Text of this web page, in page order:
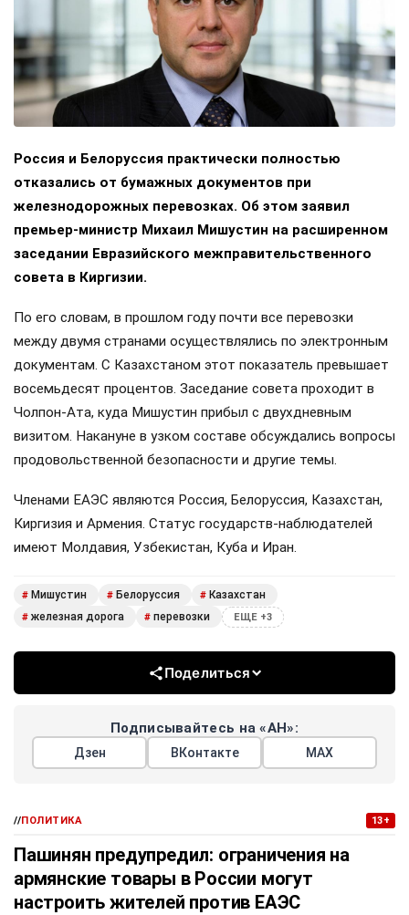
Россия и Белоруссия практически полностью
отказались от бумажных документов при
железнодорожных перевозках. Об этом заявил
премьер-министр Михаил Мишустин на расширенном
заседании Евразийского межправительственного
совета в Киргизии.
По его словам, в прошлом году почти все перевозки
между двумя странами осуществлялись по электронным
документам. С Казахстаном этот показатель превышает
восемьдесят процентов. Заседание совета проходит в
Чолпон-Ата, куда Мишустин прибыл с двухдневным
визитом. Накануне в узком составе обсуждались вопросы
продовольственной безопасности и другие темы.
Членами ЕАЭС являются Россия, Белоруссия, Казахстан,
Киргизия и Армения. Статус государств-наблюдателей
имеют Молдавия, Узбекистан, Куба и Иран.
# Мишустин # Белоруссия # Казахстан
# железная дорога # перевозки ЕЩЕ +3
Поделиться
Подписывайтесь на «АН»:
Дзен ВКонтакте МАХ
//ПОЛИТИКА 13+
Пашинян предупредил: ограничения на
армянские товары в России могут
настроить жителей против ЕАЭС